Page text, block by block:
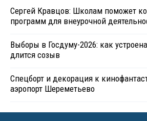
Сергей Кравцов: Школам поможет
программ для внеурочной
Выборы в Госдуму-2026: как
длится созыв
Спецборт и декорация к
аэропорт Шереметьево